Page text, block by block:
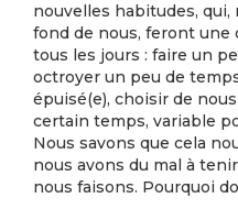
nouvelles habitudes,
fond de nous, feront une
tous les jours : faire un
octroyer un peu de
épuisé(e), choisir de
certain temps, variable
Nous savons que cela
nous avons du mal à
nous faisons. Pourquoi